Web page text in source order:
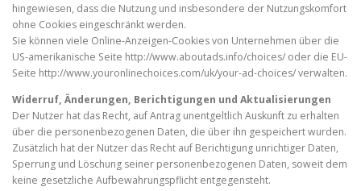
hingewiesen, dass die Nutzung und insbesondere der Nutzungskomfort
ohne Cookies eingeschränkt werden.
Sie können viele Online-Anzeigen-Cookies von Unternehmen über die
US-amerikanische Seite http://www.aboutads.info/choices/ oder die EU-
Seite http://www.youronlinechoices.com/uk/your-ad-choices/ verwalten.
Widerruf, Änderungen, Berichtigungen und Aktualisierungen
Der Nutzer hat das Recht, auf Antrag unentgeltlich Auskunft zu erhalten
über die personenbezogenen Daten, die über ihn gespeichert wurden.
Zusätzlich hat der Nutzer das Recht auf Berichtigung unrichtiger Daten,
Sperrung und Löschung seiner personenbezogenen Daten, soweit dem
keine gesetzliche Aufbewahrungspflicht entgegensteht.